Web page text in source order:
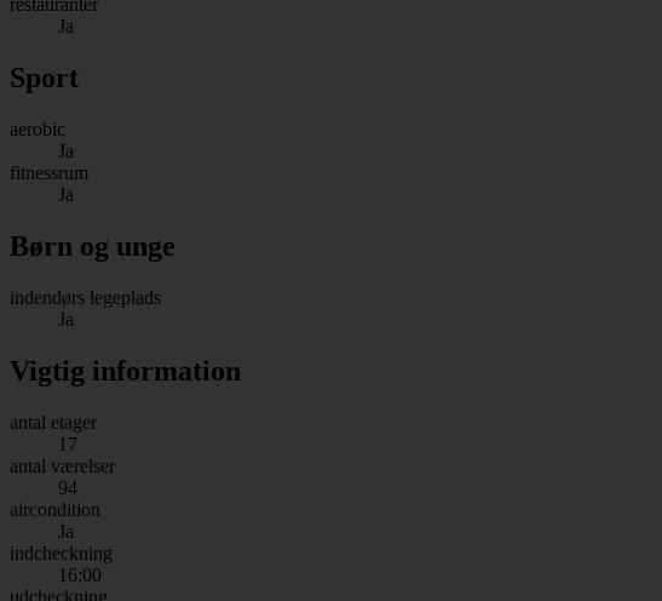
restauranter
Ja
Sport
aerobic
Ja
fitnessrum
Ja
Børn og unge
indendørs legeplads
Ja
Vigtig information
antal etager
17
antal værelser
94
aircondition
Ja
indcheckning
16:00
udcheckning